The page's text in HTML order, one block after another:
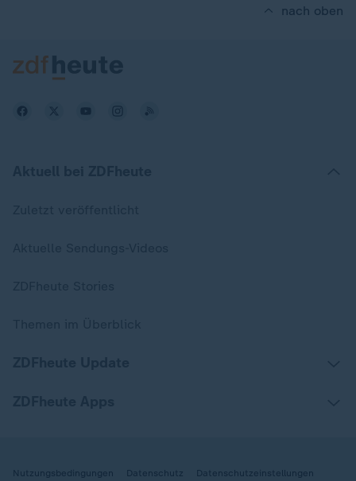
nach oben
Nutzungsbedingungen Datenschutz Datenschutzeinstellungen